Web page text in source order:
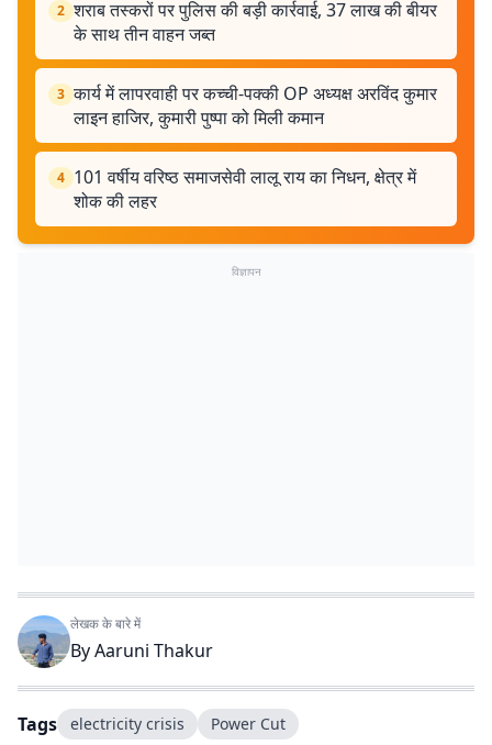
2 शराब तस्करों पर पुलिस की बड़ी कार्रवाई, 37 लाख की बीयर
के साथ तीन वाहन जब्त
3 कार्य में लापरवाही पर कच्‍ची-पक्‍की OP अध्‍यक्ष अरविंद कुमार
लाइन हाजिर, कुमारी पुष्पा को मिली कमान
4 101 वर्षीय वरिष्ठ समाजसेवी लालू राय का निधन, क्षेत्र में
शोक की लहर
विज्ञापन
लेखक के बारे में
ByAaruni Thakur
Tags electricity crisis Power Cut